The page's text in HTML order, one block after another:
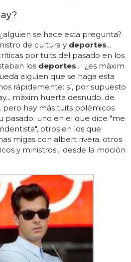
se hace esta pregunta?
de cultura y deportes...
por tuits del pasado en los
los deportes... ¿es màxim
alguien que se haga esta
rápidamente: sí, por supuesto
màxim huerta desnudo, de
pero hay más tuits polémicos
pasado: uno en el que dice "me
otros en los que
migas con albert rivera, otros
y ministros... desde la moción